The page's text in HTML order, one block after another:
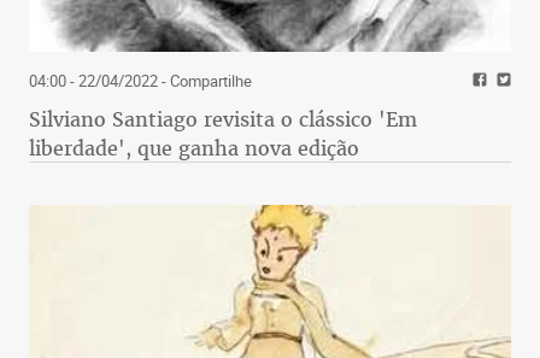
04:00 - 22/04/2022- Compartilhe
Silviano Santiago revisita o clássico 'Em
liberdade', que ganha nova edição